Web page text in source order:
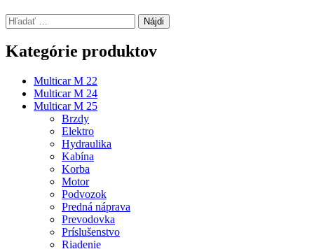
Hľadať:
Kategórie produktov
Multicar M 22
Multicar M 24
Multicar M 25
Brzdy
Elektro
Hydraulika
Kabína
Korba
Motor
Podvozok
Predná náprava
Prevodovka
Príslušenstvo
Riadenie